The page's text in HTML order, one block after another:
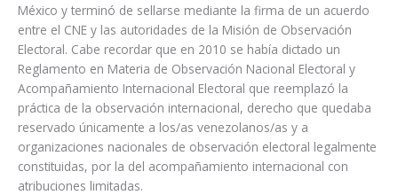
México y terminó de sellarse mediante la firma de un acuerdo
entre el CNE y las autoridades de la Misión de Observación
Electoral. Cabe recordar que en 2010 se había dictado un
Reglamento en Materia de Observación Nacional Electoral y
Acompañamiento Internacional Electoral que reemplazó la
práctica de la observación internacional, derecho que quedaba
reservado únicamente a los/as venezolanos/as y a
organizaciones nacionales de observación electoral legalmente
constituidas, por la del acompañamiento internacional con
atribuciones limitadas.